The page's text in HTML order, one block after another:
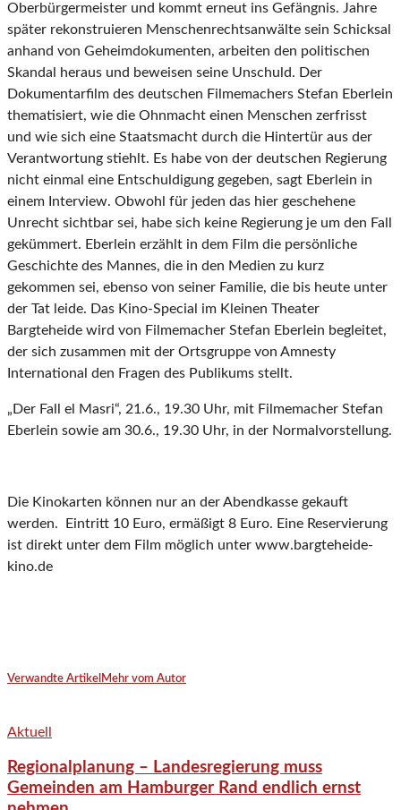
Oberbürgermeister und kommt erneut ins Gefängnis. Jahre
später rekonstruieren Menschenrechtsanwälte sein Schicksal
anhand von Geheimdokumenten, arbeiten den politischen
Skandal heraus und beweisen seine Unschuld. Der
Dokumentarfilm des deutschen Filmemachers Stefan Eberlein
thematisiert, wie die Ohnmacht einen Menschen zerfrisst
und wie sich eine Staatsmacht durch die Hintertür aus der
Verantwortung stiehlt. Es habe von der deutschen Regierung
nicht einmal eine Entschuldigung gegeben, sagt Eberlein in
einem Interview. Obwohl für jeden das hier geschehene
Unrecht sichtbar sei, habe sich keine Regierung je um den Fall
gekümmert. Eberlein erzählt in dem Film die persönliche
Geschichte des Mannes, die in den Medien zu kurz
gekommen sei, ebenso von seiner Familie, die bis heute unter
der Tat leide. Das Kino-Special im Kleinen Theater
Bargteheide wird von Filmemacher Stefan Eberlein begleitet,
der sich zusammen mit der Ortsgruppe von Amnesty
International den Fragen des Publikums stellt.
„Der Fall el Masri“, 21.6., 19.30 Uhr, mit Filmemacher Stefan
Eberlein sowie am 30.6., 19.30 Uhr, in der Normalvorstellung.
Die Kinokarten können nur an der Abendkasse gekauft
werden. Eintritt 10 Euro, ermäßigt 8 Euro. Eine Reservierung
ist direkt unter dem Film möglich unter www.bargteheide-
kino.de
Verwandte Artikel Mehr vom Autor
Aktuell
Regionalplanung – Landesregierung muss
Gemeinden am Hamburger Rand endlich ernst